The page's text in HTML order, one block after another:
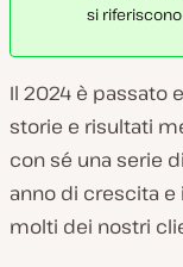
si
Il 2024 è passato
storie e risultati
con sé una serie
anno di crescita e
molti dei nostri